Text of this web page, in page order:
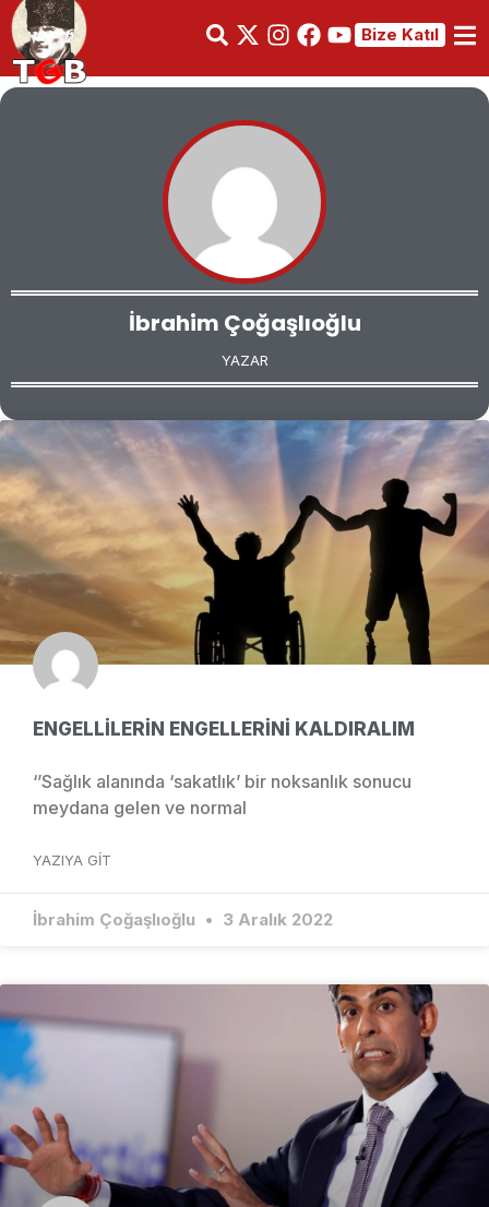
Bize Katıl
İbrahim Çoğaşlıoğlu
YAZAR
ENGELLİLERİN ENGELLERİNİ KALDIRALIM
‘’Sağlık alanında ‘sakatlık’ bir noksanlık sonucu
meydana gelen ve normal
YAZIYA GIT
İbrahim Çoğaşlıoğlu 3 Aralık 2022